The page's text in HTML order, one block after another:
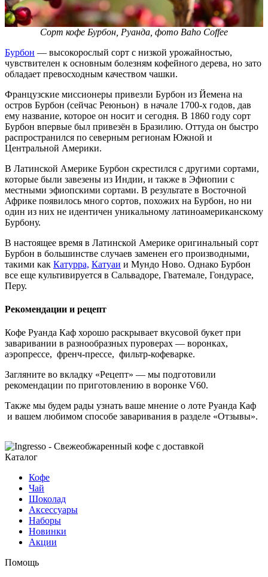
Сорт кофе Бурбон, Руанда фото Baho Coffee
Бурбон — высокорослый сорт с низкой урожайностью,
чувствителен к основным болезням кофейного дерева, но зато
обладает превосходным качеством чашки.
Французские миссионеры привезли Бурбон из Йемена на
остров Бурбон (сейчас Реюньон) в начале 1700-х годов, дав
ему название, которое он носит и сегодня. В 1860 году сорт
Бурбон впервые был привезён в Бразилию. Оттуда он быстро
распространился по северным регионам Южной и
Центральной Америки.
В Латинской Америке Бурбон скрестился с другими сортами,
которые были завезены из Индии, и также в Эфиопии с
местными эфиопскими сортами. В результате в Восточной
Африке появилось много сортов, похожих на Бурбон, но ни
один из них не идентичен уникальному латиноамериканскому
Бурбону.
В настоящее время в Латинской Америке оригинальный сорт
Бурбон в большинстве случаев заменен его производными,
такими как Катурра, Катуаи и Мундо Ново. Однако Бурбон
все еще культивируется в Сальвадоре, Гватемале, Гондурасе,
Перу.
Рекомендации и рецепт
Кофе Руанда Каф хорошо раскрывает вкусовой букет при
заваривании в разнообразных пуроверах — воронках,
аэропрессе, френч-прессе, фильтр-кофеварке.
Загляните во вкладку «Рецепт» — мы подготовили
рекомендации по приготовлению в воронке V60.
Также мы будем рады узнать ваше мнение о лоте Руанда Каф
и вашем любимом способе заваривания в разделе «Отзывы».
Каталог
Кофе
Чай
Шоколад
Аксессуары
Наборы
Новинки
Акции
Помощь